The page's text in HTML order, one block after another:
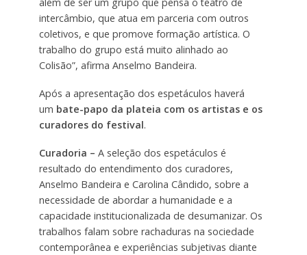
intercâmbio, que atua em parceria com outros
coletivos, e que promove formação artística. O
trabalho do grupo está muito alinhado ao
Colisão”, afirma Anselmo Bandeira.
Após a apresentação dos espetáculos haverá
um bate-papo da plateia com os artistas e os
curadores do festival.
Curadoria – A seleção dos espetáculos é
resultado do entendimento dos curadores,
Anselmo Bandeira e Carolina Cândido, sobre a
necessidade de abordar a humanidade e a
capacidade institucionalizada de desumanizar. Os
trabalhos falam sobre rachaduras na sociedade
contemporânea e experiências subjetivas diante